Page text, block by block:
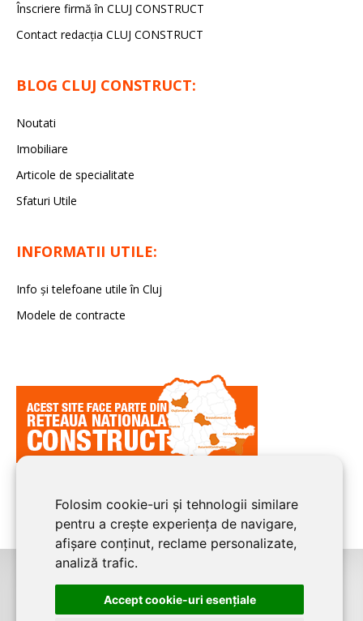
Folosim cookie-uri și tehnologii similare
pentru a crește experiența de navigare,
afișare conținut, reclame personalizate,
analiză trafic.
Accept cookie-uri esenţiale
Înscriere firmă în CLUJ CONSTRUCT
Contact redacția CLUJ CONSTRUCT
BLOG CLUJ CONSTRUCT:
Noutati
Imobiliare
Articole de specialitate
Sfaturi Utile
INFORMATII UTILE:
Info și telefoane utile în Cluj
Modele de contracte
CLUJ CONSTRUCTeste un serviciu de promovare online pentru
firme. Proiect digital dezvoltat de
LIVE COMMUNICATIONS SRL , Cluj-Napoca,